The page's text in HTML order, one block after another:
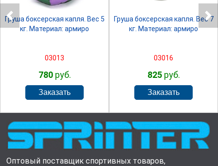
Груша боксерская капля. Вес 5
кг. Материал: армиро
03013
780руб.
Груша боксерская капля. Вес 7
кг. Материал: армиро
03016
825руб.
Оптовый поставщик спортивных товаров,